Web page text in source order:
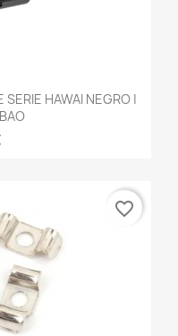
SERIE HAWAI NEGRO |
favorite_border